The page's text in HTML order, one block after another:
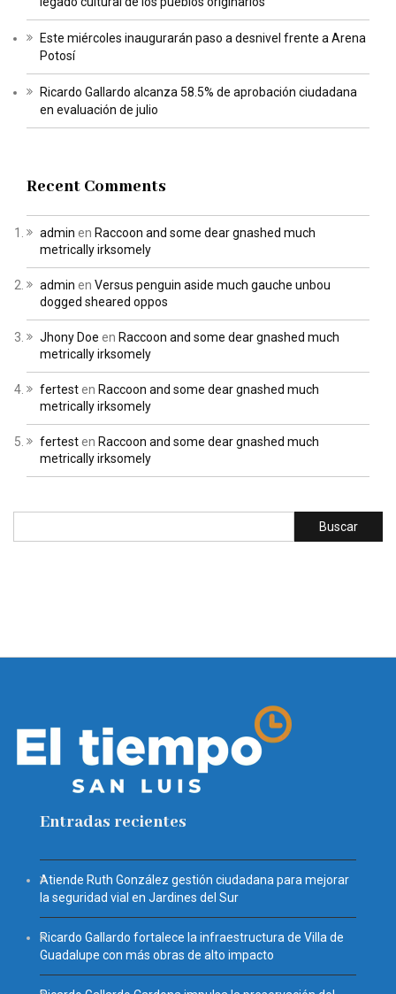
Este miércoles inaugurarán paso a desnivel frente a Arena
Potosí
Ricardo Gallardo alcanza 58.5% de aprobación ciudadana
en evaluación de julio
Recent Comments
admin en Raccoon and some dear gnashed much
metrically irksomely
admin en Versus penguin aside much gauche unbou
dogged sheared oppos
Jhony Doe en Raccoon and some dear gnashed much
metrically irksomely
fertesten Raccoon and some dear gnashed much
metrically irksomely
fertesten Raccoon and some dear gnashed much
metrically irksomely
Entradas recientes
Atiende Ruth González gestión ciudadana para mejorar
la seguridad vial en Jardines del Sur
Ricardo Gallardo fortalece la infraestructura de Villa de
Guadalupe con más obras de alto impacto